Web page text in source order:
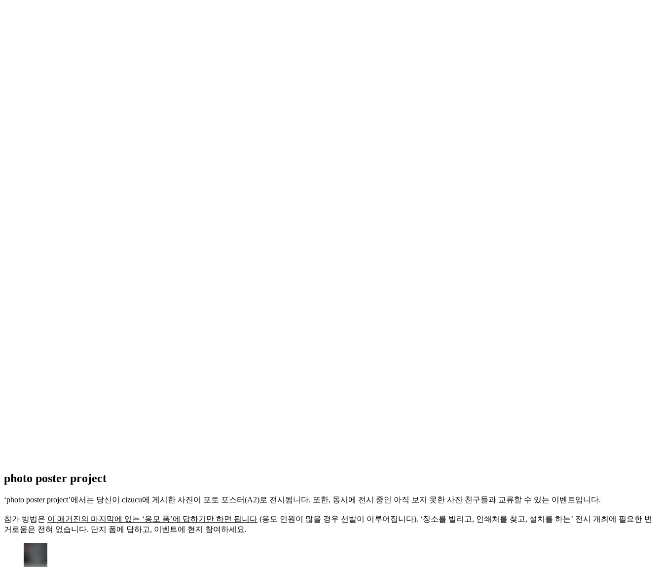
photo poster project
‘photo poster project’에서는 당신이 cizucu에 게시한 사진이 포토 포스터(A2)로 전시됩니다. 또한, 동시에 전시 중인 아직 보지 못한 사진 친구들과 교류할 수 있는 이벤트입니다.
참가 방법은 이 매거진의 마지막에 있는 ‘응모 폼’에 답하기만 하면 됩니다 (응모 인원이 많을 경우 선발이 이루어집니다). ‘장소를 빌리고, 인쇄처를 찾고, 설치를 하는’ 전시 개최에 필요한 번
거로움은 전혀 없습니다. 단지 폼에 답하고, 이벤트에 현지 참여하세요.